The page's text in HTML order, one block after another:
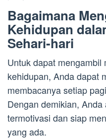
Bagaimana
Kehidupan
Sehari-hari
Untuk dapat mengambil
kehidupan, Anda dapat
membacanya setiap
Dengan demikian,
termotivasi dan siap
yang ada.